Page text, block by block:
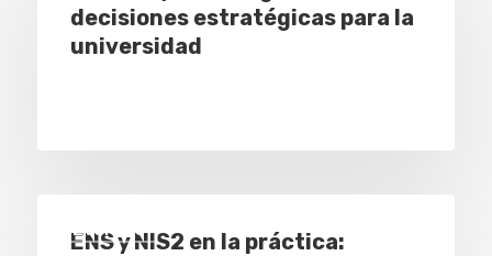
decisiones estratégicas para la
universidad
Eventos
ENS y NIS2 en la práctica: